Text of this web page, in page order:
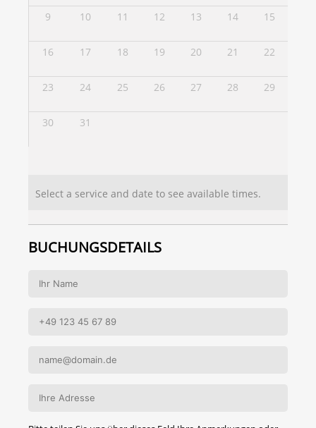
9 10 11 12 13 14 15
16 17 18 19 20 21 22
23 24 25 26 27 28 29
30 31
Select a service and date to see available times.
BUCHUNGSDETAILS